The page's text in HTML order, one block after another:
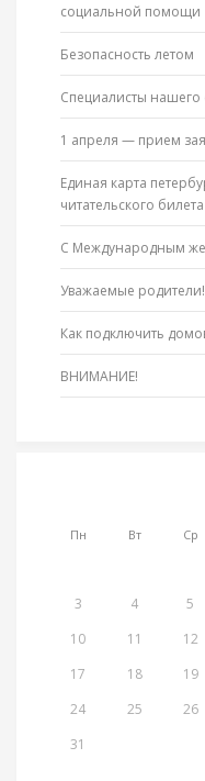
социальной помощи
Безопасность летом
Специалисты
1 апреля — прием
Единая карта
читательского билета
С Международным
Уважаемые
Как подключить
ВНИМАНИЕ!
Пн Вт Ср
3
4 5
10
11 12
17
18 19
24
25 26
31